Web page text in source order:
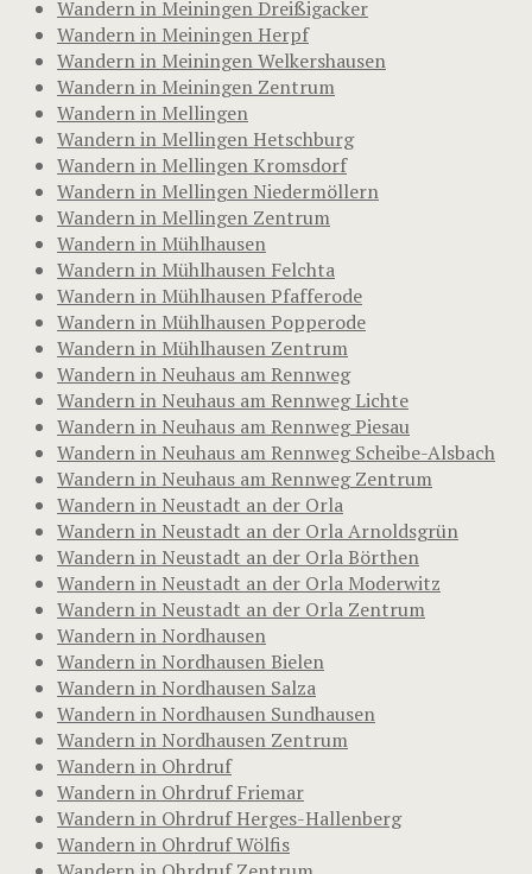
Wandern in Meiningen Dreißigacker
Wandern in Meiningen Herpf
Wandern in Meiningen Welkershausen
Wandern in Meiningen Zentrum
Wandern in Mellingen
Wandern in Mellingen Hetschburg
Wandern in Mellingen Kromsdorf
Wandern in Mellingen Niedermöllern
Wandern in Mellingen Zentrum
Wandern in Mühlhausen
Wandern in Mühlhausen Felchta
Wandern in Mühlhausen Pfafferode
Wandern in Mühlhausen Popperode
Wandern in Mühlhausen Zentrum
Wandern in Neuhaus am Rennweg
Wandern in Neuhaus am Rennweg Lichte
Wandern in Neuhaus am Rennweg Piesau
Wandern in Neuhaus am Rennweg Scheibe-Alsbach
Wandern in Neuhaus am Rennweg Zentrum
Wandern in Neustadt an der Orla
Wandern in Neustadt an der Orla Arnoldsgrün
Wandern in Neustadt an der Orla Börthen
Wandern in Neustadt an der Orla Moderwitz
Wandern in Neustadt an der Orla Zentrum
Wandern in Nordhausen
Wandern in Nordhausen Bielen
Wandern in Nordhausen Salza
Wandern in Nordhausen Sundhausen
Wandern in Nordhausen Zentrum
Wandern in Ohrdruf
Wandern in Ohrdruf Friemar
Wandern in Ohrdruf Herges-Hallenberg
Wandern in Ohrdruf Wölfis